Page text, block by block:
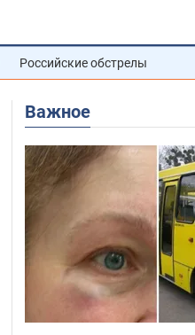
Российские обстрелы
Важное